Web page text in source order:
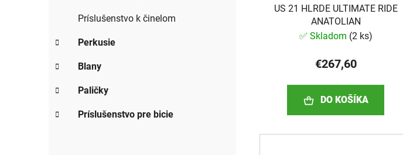
Príslušenstvo k činelom
Perkusie
Blany
Paličky
Príslušenstvo pre bicie
US 21 HLRDE ULTIMATE RIDE
ANATOLIAN
✅ Skladom (2 ks)
€267,60
DO KOŠÍKA